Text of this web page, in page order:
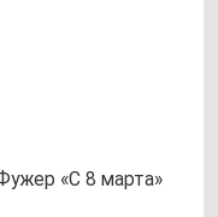
«С 8 мар­та»